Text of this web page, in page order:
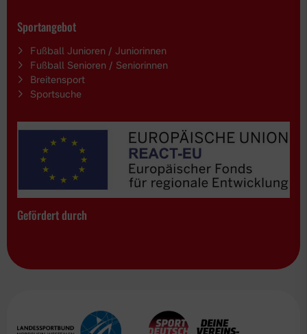
Sportangebot
Fußball Junioren / Juniorinnen
Fußball Senioren / Seniorinnen
Breitensport
Sportsuche
Gefördert durch